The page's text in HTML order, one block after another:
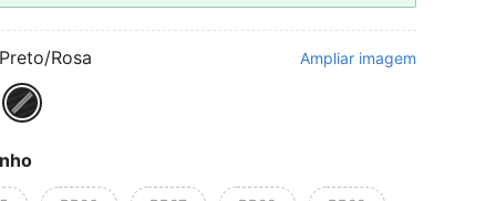
Preto/Rosa Ampliar imagem